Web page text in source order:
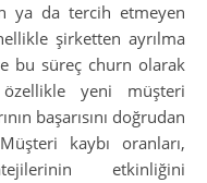
ya da tercih etmeyen
şirketten ayrılma
bu süreç churn olarak
özellikle yeni müşteri
başarısını doğrudan
kaybı oranları,
etkinliğini